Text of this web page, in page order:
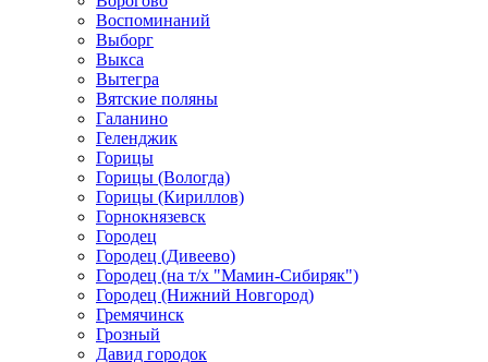
Воспоминаний
Выборг
Выкса
Вытегра
Вятские поляны
Галанино
Геленджик
Горицы
Горицы (Вологда)
Горицы (Кириллов)
Горнокнязевск
Городец
Городец (Дивеево)
Городец (на т/х "Мамин-Сибиряк")
Городец (Нижний Новгород)
Гремячинск
Грозный
Давид городок